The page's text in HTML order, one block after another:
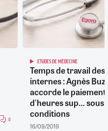
0
ETUDES DE MÉDECINE
Temps de travail des
internes : Agnès
accorde le paiement
d'heures sup… sous
conditions
16/09/2019